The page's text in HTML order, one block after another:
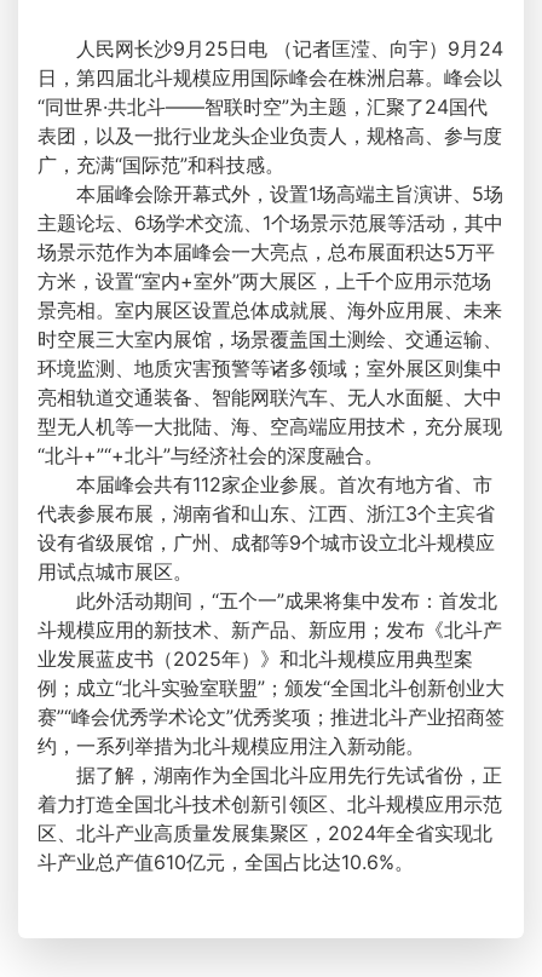
人民网长沙9月25日电 （记者匡滢、向宇）9月24
日，第四届北斗规模应用国际峰会在株洲启幕。峰会以
“同世界·共北斗——智联时空”为主题，汇聚了24国代
表团，以及一批行业龙头企业负责人，规格高、参与度
广，充满“国际范”和科技感。
本届峰会除开幕式外，设置1场高端主旨演讲、5场
主题论坛、6场学术交流、1个场景示范展等活动，其中
场景示范作为本届峰会一大亮点，总布展面积达5万平
方米，设置“室内+室外”两大展区，上千个应用示范场
景亮相。室内展区设置总体成就展、海外应用展、未来
时空展三大室内展馆，场景覆盖国土测绘、交通运输、
环境监测、地质灾害预警等诸多领域；室外展区则集中
亮相轨道交通装备、智能网联汽车、无人水面艇、大中
型无人机等一大批陆、海、空高端应用技术，充分展现
“北斗+”“+北斗”与经济社会的深度融合。
本届峰会共有112家企业参展。首次有地方省、市
代表参展布展，湖南省和山东、江西、浙江3个主宾省
设有省级展馆，广州、成都等9个城市设立北斗规模应
用试点城市展区。
此外活动期间，“五个一”成果将集中发布：首发北
斗规模应用的新技术、新产品、新应用；发布《北斗产
业发展蓝皮书（2025年）》和北斗规模应用典型案
例；成立“北斗实验室联盟”；颁发“全国北斗创新创业大
赛”“峰会优秀学术论文”优秀奖项；推进北斗产业招商签
约，一系列举措为北斗规模应用注入新动能。
据了解，湖南作为全国北斗应用先行先试省份，正
着力打造全国北斗技术创新引领区、北斗规模应用示范
区、北斗产业高质量发展集聚区，2024年全省实现北
斗产业总产值610亿元，全国占比达10.6%。